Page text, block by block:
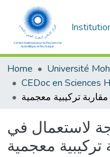
Home
لاستعمال في
معجمية